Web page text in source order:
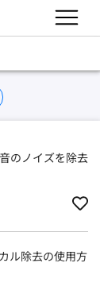
のノイズを除去
ル除去の使用方